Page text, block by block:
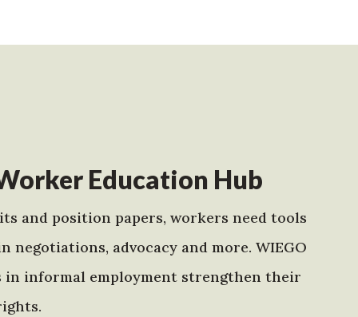
Education Hub
and position papers, workers need tools
advocacy and more. WIEGO
in informal employment strengthen their